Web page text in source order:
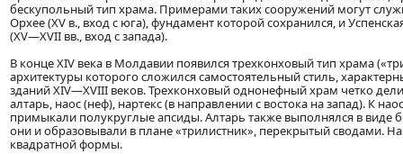
бескупольный тип храма. Примерами таких сооружений могут
Орхее (XV в., вход с юга), фундамент которой сохранился, и
(XV—XVII вв., вход с запада).
В конце XIV века в Молдавии появился трехконховый тип храма
архитектуры которого сложился самостоятельный стиль,
зданий XIV—XVIII веков. Трехконховый однонефный храм четко
алтарь, наос (неф), нартекс (в направлении с востока на запад). К
примыкали полукруглые апсиды. Алтарь также выполнялся в виде
они и образовывали в плане «трилистник», перекрытый сводами.
квадратной формы.